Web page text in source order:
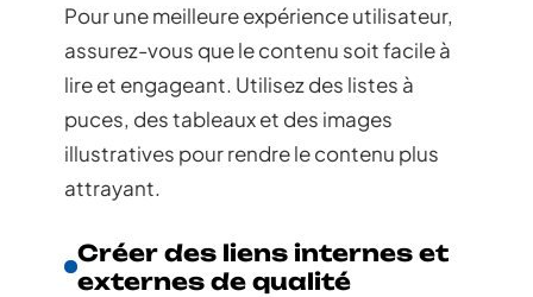
Pour une meilleure expérience utilisateur,
assurez-vous que le contenu soit facile à
lire et engageant. Utilisez des listes à
puces, des tableaux et des images
illustratives pour rendre le contenu plus
attrayant.
Créer des liens internes et
externes de qualité